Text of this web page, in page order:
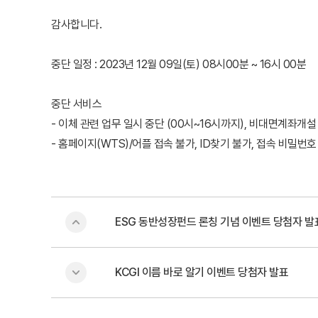
감사합니다.
중단 일정 : 2023년 12월 09일(토) 08시00분 ~ 16시 00분
중단 서비스
- 이체 관련 업무 일시 중단 (00시~16시까지), 비대면계좌개
- 홈페이지(WTS)/어플 접속 불가, ID찾기 불가, 접속 비밀번
ESG 동반성장펀드 론칭 기념 이벤트 당첨자 발
KCGI 이름 바로 알기 이벤트 당첨자 발표